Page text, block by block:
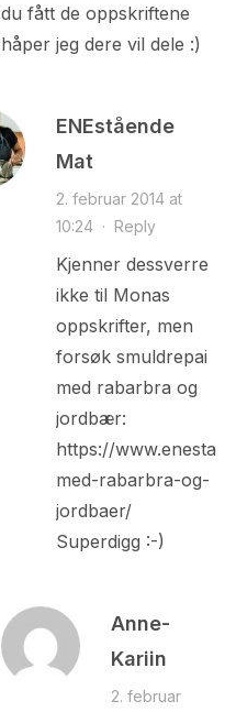
du fått de oppskriftene
håper jeg dere vil dele :)
ENEstående
Mat
2. februar 2014 at
10:24· Reply
Kjenner dessverre
ikke til Monas
oppskrifter, men
forsøk smuldrepai
med rabarbra og
jordbær:
https://
med-rabarbra-og-
jordbaer/
Superdigg :-)
Anne-
Kariin
2. februar